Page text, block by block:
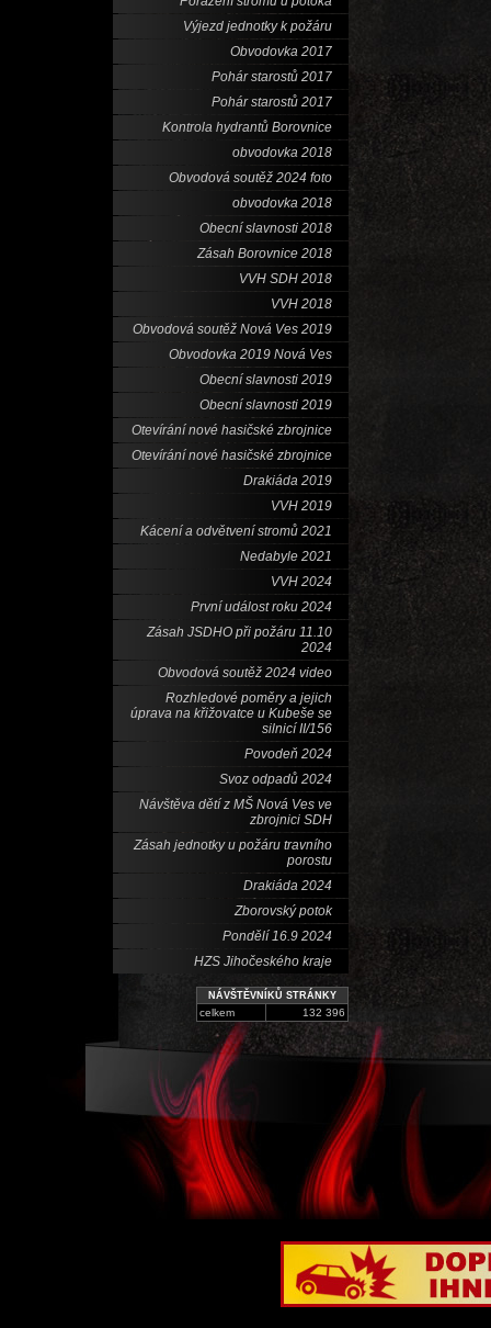
Výjezd jednotky k požáru
Obvodovka 2017
Pohár starostů 2017
Pohár starostů 2017
Kontrola hydrantů Borovnice
obvodovka 2018
Obvodová soutěž 2024 foto
obvodovka 2018
Obecní slavnosti 2018
Zásah Borovnice 2018
VVH SDH 2018
VVH 2018
Obvodová soutěž Nová Ves 2019
Obvodovka 2019 Nová Ves
Obecní slavnosti 2019
Obecní slavnosti 2019
Otevírání nové hasičské zbrojnice
Otevírání nové hasičské zbrojnice
Drakiáda 2019
VVH 2019
Kácení a odvětvení stromů 2021
Nedabyle 2021
VVH 2024
První událost roku 2024
Zásah JSDHO při požáru 11.10
2024
Obvodová soutěž 2024 video
Rozhledové poměry a jejich
úprava na křižovatce u Kubeše se
silnicí II/156
Povodeň 2024
Svoz odpadů 2024
Návštěva dětí z MŠ Nová Ves ve
zbrojnici SDH
Zásah jednotky u požáru travního
porostu
Drakiáda 2024
Zborovský potok
Pondělí 16.9 2024
HZS Jihočeského kraje
NÁVŠTĚVNÍKŮ STRÁNKY
celkem 132 396